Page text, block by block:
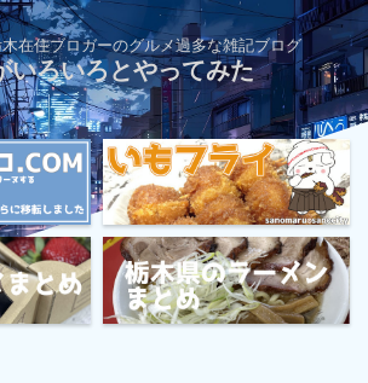
在住ブロガーのグルメ過多な雑記ブログ
いろいろとやってみた